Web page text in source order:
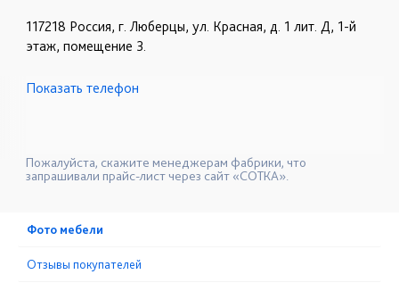
117218 Россия, г. Люберцы, ул. Красная, д. 1 лит. Д, 1-й
этаж, помещение 3.
☎+7 (499) 124-00-33
Показать телефон
Пожалуйста, скажите менеджерам фабрики, что
запрашивали прайс-лист через сайт «СОТКА».
Фото мебели
Отзывы покупателей